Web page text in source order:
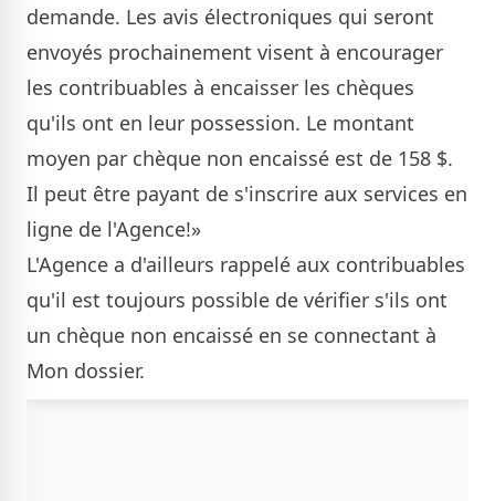
demande. Les avis électroniques qui seront
envoyés prochainement visent à encourager
les contribuables à encaisser les chèques
qu'ils ont en leur possession. Le montant
moyen par chèque non encaissé est de 158 $.
Il peut être payant de s'inscrire aux services en
ligne de l'Agence!»
L'Agence a d'ailleurs rappelé aux contribuables
qu'il est toujours possible de vérifier s'ils ont
un chèque non encaissé en se connectant à
Mon dossier.